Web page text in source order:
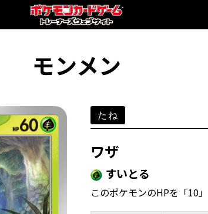
モンメン
たね
ワザ
すいとる
このポケモンのHPを「10」